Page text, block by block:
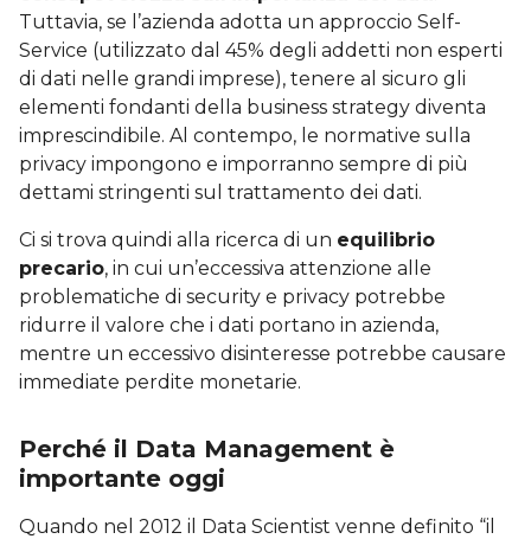
Tuttavia, se l’azienda adotta un approccio Self-
Service (utilizzato dal 45% degli addetti non esperti
di dati nelle grandi imprese), tenere al sicuro gli
elementi fondanti della business strategy diventa
imprescindibile. Al contempo, le normative sulla
privacy impongono e imporranno sempre di più
dettami stringenti sul trattamento dei dati.
Ci si trova quindi alla ricerca di un equilibrio
precario, in cui un’eccessiva attenzione alle
problematiche di security e privacy potrebbe
ridurre il valore che i dati portano in azienda,
mentre un eccessivo disinteresse potrebbe causare
immediate perdite monetarie.
Perché il Data Management è
importante oggi
Quando nel 2012 il Data Scientist venne definito “il